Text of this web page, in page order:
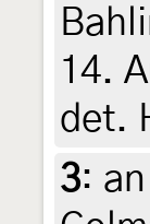
14.
det.
3: an